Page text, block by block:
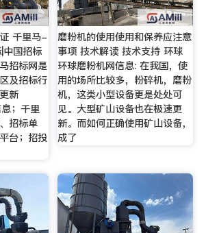
千里马-
中国招标
招标网是
及招标行
新
；千里
招标单
台；招投
磨粉机的使用使用和保养应注意
事项 技术解读 技术支持 环球
环球磨粉机网信息: 在我国，使
用的场所比较多，粉碎机，磨粉
机，这类小型设备更是处处可
见。大型矿山设备也在极速更
新。而如何正确使用矿山设备，
成了